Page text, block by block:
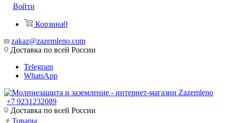
Войти
Корзина0
zakaz@zazemleno.com
Доставка по всей России
Telegram
WhatsApp
+7 9231232089
Доставка по всей России
Товары